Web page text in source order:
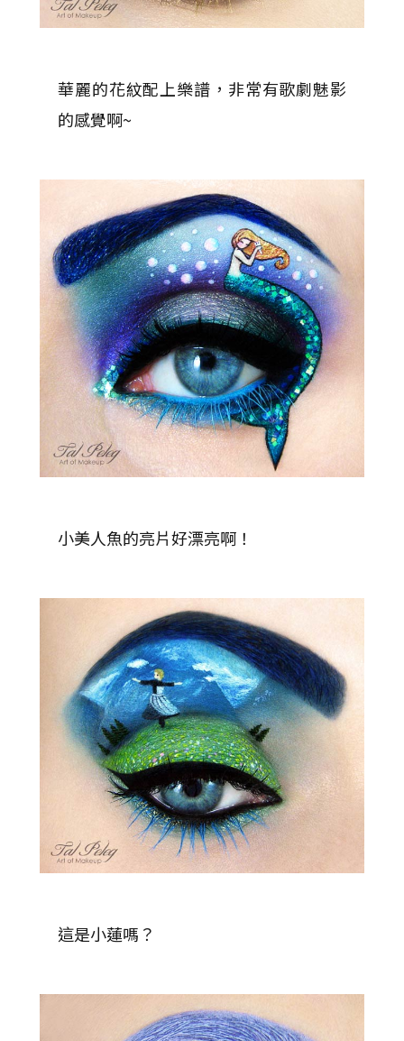
華麗的花紋配上樂譜，非常有歌劇魅影
的感覺啊~
小美人魚的亮片好漂亮啊！
這是小蓮嗎？